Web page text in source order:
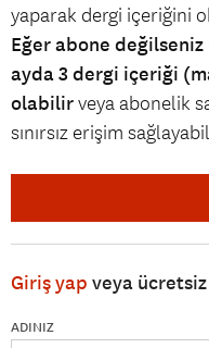
yaparak dergi içeriğini
Eğer abone
ayda 3 dergi içeriği
olabilirveya abonelik
sınırsız erişim
Giriş yap veya
ADINIZ